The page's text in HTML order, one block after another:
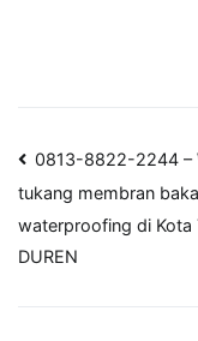
Post
0813-8822-2244 –
tukang membran
waterproofing di Kota
DUREN